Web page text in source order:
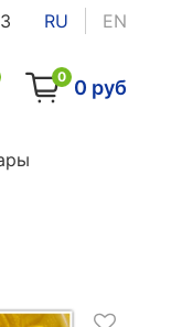
RU EN
0 0 руб